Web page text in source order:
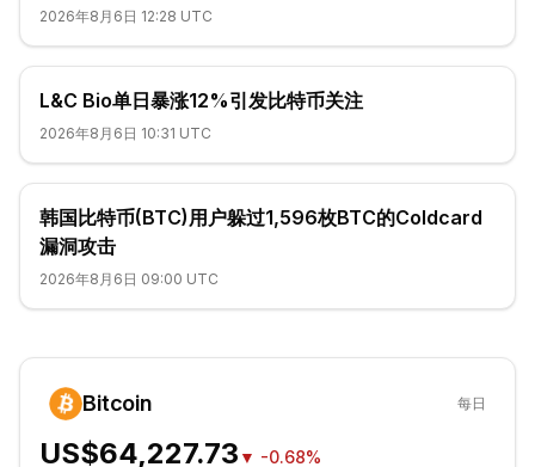
2026年8月6日 12:28 UTC
L&C Bio单日暴涨12%引发比特币关注
2026年8月6日 10:31 UTC
韩国比特币(BTC)用户躲过1,596枚BTC的Coldcard
漏洞攻击
2026年8月6日 09:00 UTC
Bitcoin 每日
US$64,227.73 ▼ -0.68%